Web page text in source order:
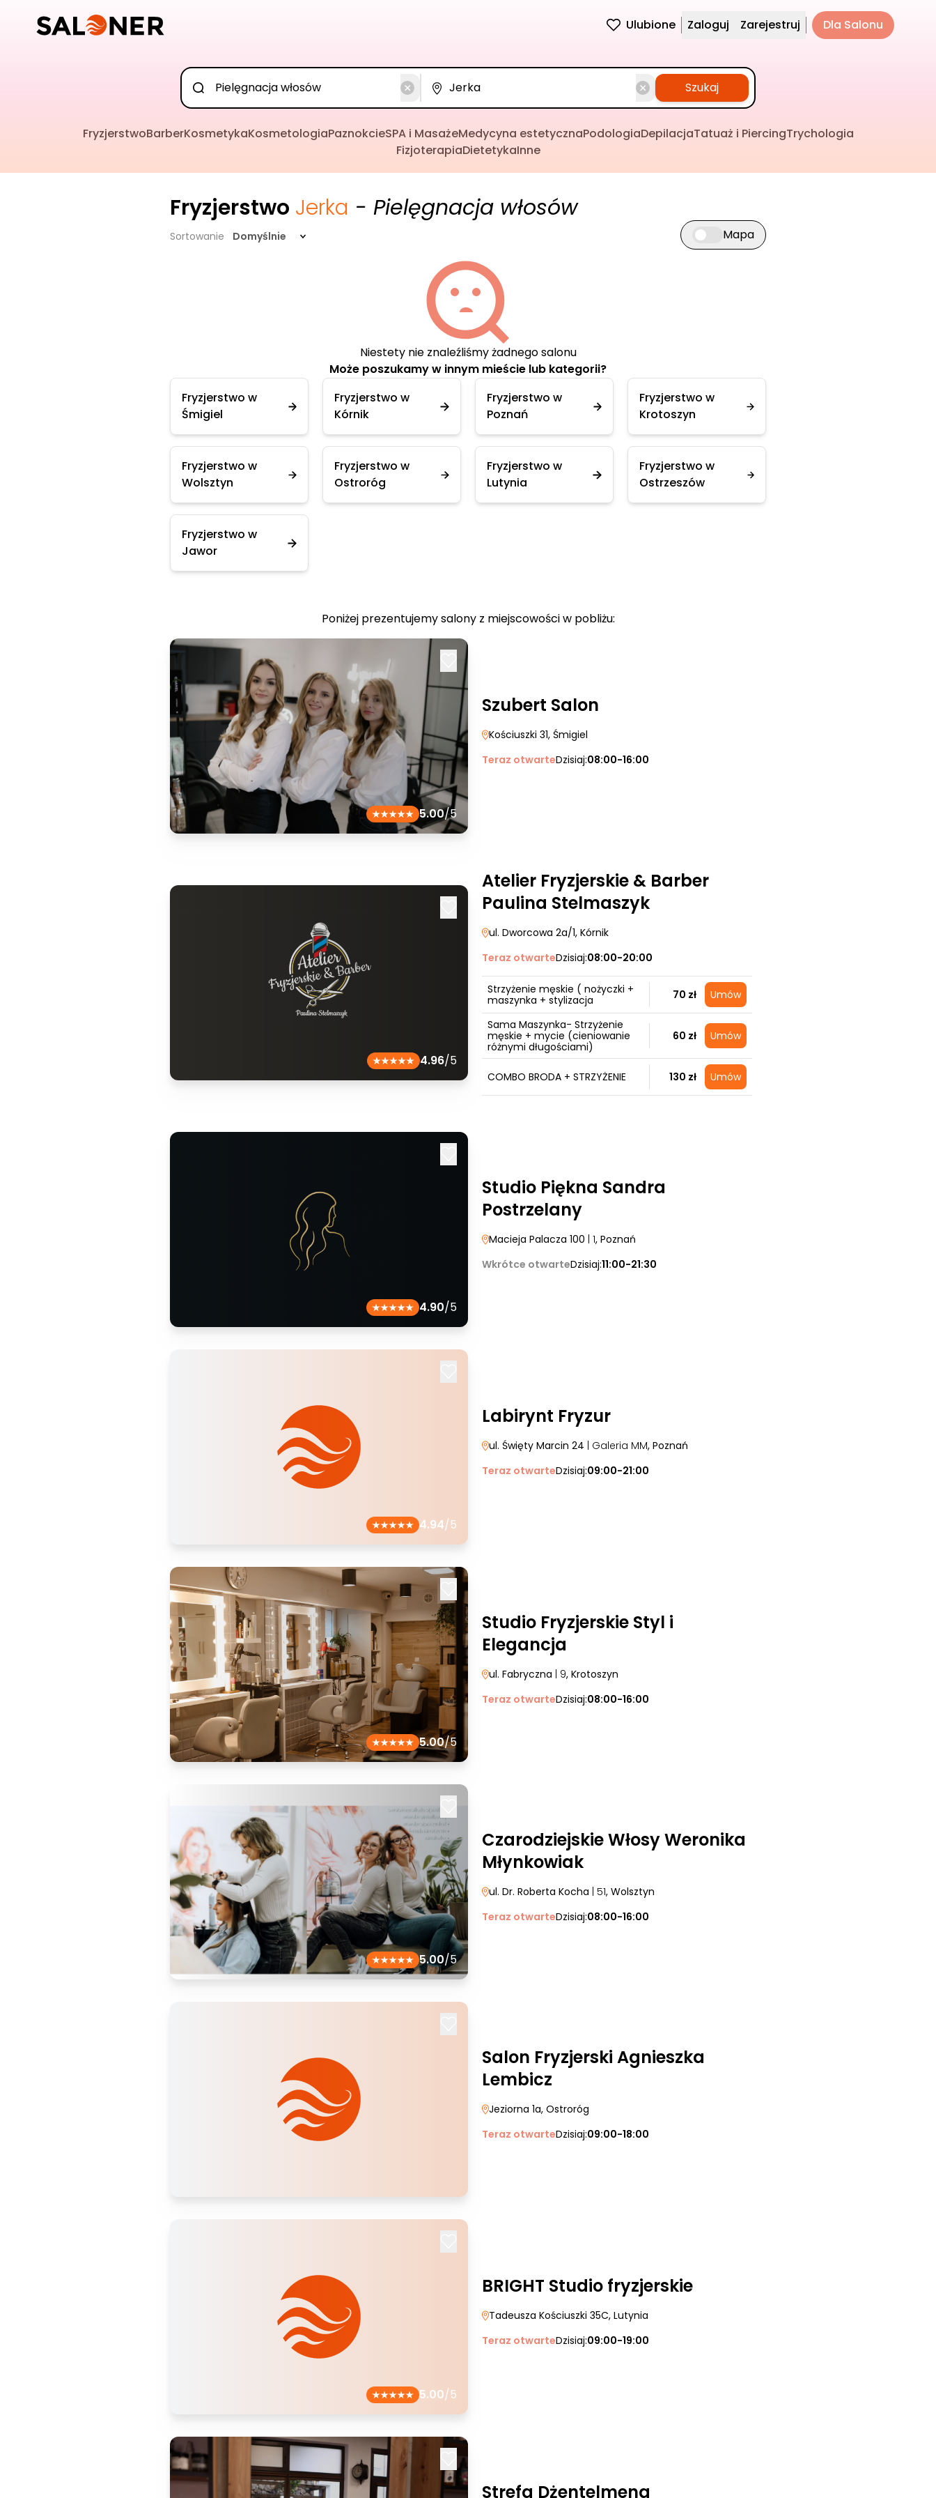
Ulubione Zaloguj Zarejestruj Dla Salonu
Szukaj
FryzjerstwoBarberKosmetykaKosmetologiaPaznokcieSPA i MasażeMedycyna estetycznaPodologiaDepilacjaTatuaż i PiercingTrychologia
FizjoterapiaDietetykaInne
Fryzjerstwo Jerka - Pielęgnacja włosów
Sortowanie Domyślnie Przełącz widok mapy
Mapa
Niestety nie znaleźliśmy żadnego salonu
Może poszukamy w innym mieście lub kategorii?
Fryzjerstwo w
Śmigiel
Fryzjerstwo w
Kórnik
Fryzjerstwo w
Poznań
Fryzjerstwo w
Krotoszyn
Fryzjerstwo w
Wolsztyn
Fryzjerstwo w
Ostroróg
Fryzjerstwo w
Lutynia
Fryzjerstwo w
Ostrzeszów
Fryzjerstwo w
Jawor
Poniżej prezentujemy salony z miejscowości w pobliżu:
5.00/5
Szubert Salon
Kościuszki 31, Śmigiel
Teraz otwarteDzisiaj:08:00-16:00
4.96/5
Atelier Fryzjerskie & Barber
Paulina Stelmaszyk
ul. Dworcowa 2a/1, Kórnik
Teraz otwarteDzisiaj:08:00-20:00
Strzyżenie męskie ( nożyczki +
maszynka + stylizacja
70 zł Umów
Sama Maszynka- Strzyżenie
męskie + mycie (cieniowanie
różnymi długościami)
60 zł Umów
COMBO BRODA + STRZYŻENIE 130 zł Umów
4.90/5
Studio Piękna Sandra
Postrzelany
Macieja Palacza 100 | 1, Poznań
Wkrótce otwarteDzisiaj:11:00-21:30
4.94/5
Labirynt Fryzur
ul. Święty Marcin 24 | Galeria MM, Poznań
Teraz otwarteDzisiaj:09:00-21:00
5.00/5
Studio Fryzjerskie Styl i
Elegancja
ul. Fabryczna | 9, Krotoszyn
Teraz otwarteDzisiaj:08:00-16:00
5.00/5
Czarodziejskie Włosy Weronika
Młynkowiak
ul. Dr. Roberta Kocha | 51, Wolsztyn
Teraz otwarteDzisiaj:08:00-16:00
Salon Fryzjerski Agnieszka
Lembicz
Jeziorna 1a, Ostroróg
Teraz otwarteDzisiaj:09:00-18:00
5.00/5
BRIGHT Studio fryzjerskie
Tadeusza Kościuszki 35C, Lutynia
Teraz otwarteDzisiaj:09:00-19:00
Strefa Dżentelmena